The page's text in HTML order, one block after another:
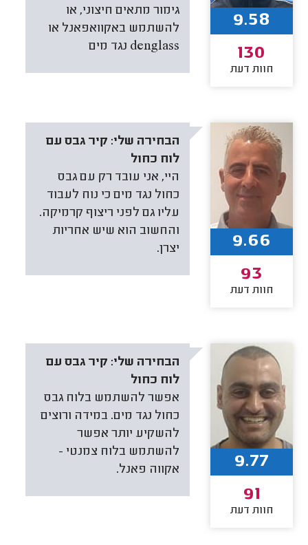
גימור מתאים חיצוני, או
להשתמש באקוואפאנל או
denglass נגד מים
9.58
130
חוות דעת
הבחירה שלי: קיר גבס עם
לוח כחול
היי, אני עובד רק עם גבס
כחול נגד מים כי נוח לעבוד
עליו גם לפני ריצוף קרמיקה.
והחשוב הוא שיש אחריות
יצרן.
9.66
93
חוות דעת
הבחירה שלי: קיר גבס עם
לוח כחול
אפשר להשתמש בלוח גבס
כחול נגד מים. במידה ורוצים
להשקיע יותר אפשר
להשתמש בלוח צמנטי -
אקווה פאנל.
9.77
91
חוות דעת